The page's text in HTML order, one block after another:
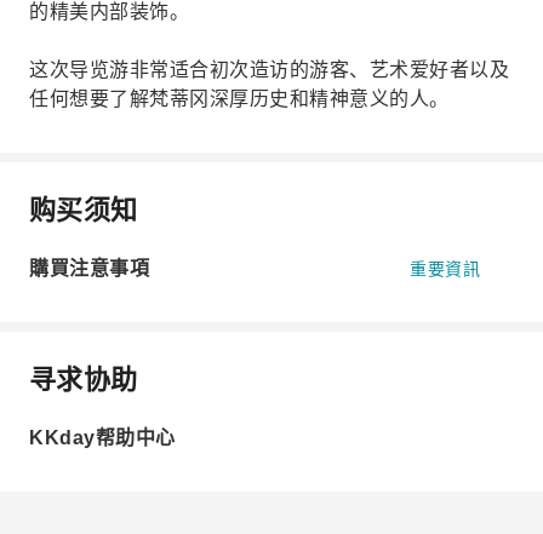
的精美内部装饰。
这次导览游非常适合初次造访的游客、艺术爱好者以及
任何想要了解梵蒂冈深厚历史和精神意义的人。
购买须知
購買注意事項 重要資訊
寻求协助
KKday帮助中心